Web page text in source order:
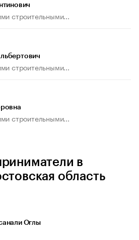
строительными...
строительными...
строительными...
в
область
Оглы